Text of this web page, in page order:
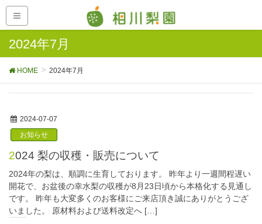
2024年7月
HOME 2024年7月
2024-07-07
お知らせ
2024 梨の収穫・販売について
2024年の梨は、順調に生育しております。 昨年より一週間程遅い
開花で、お盆後の幸水梨の収穫が8月23日頃から本格化する見通し
です。 昨年も大変多くのお客様にご来店頂き誠にありがとうござ
いました。 原材料および送料改定へ […]